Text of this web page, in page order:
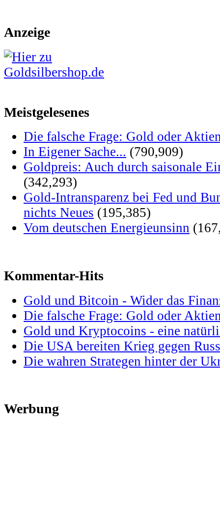
Anzeige
Meistgelesenes
Die falsche Frage: Gold oder
In Eigener Sache... (790,909)
Goldpreis: Auch durch saisonale
(342,293)
Gold-Intransparenz bei Fed und
nichts Neues (195,385)
Vom deutschen Energieunsinn
Kommentar-Hits
Gold und Bitcoin - Wider das
Die falsche Frage: Gold oder
Gold und Kryptocoins - eine
Die USA bereiten Krieg gegen
Die wahren Strategen hinter der
Werbung